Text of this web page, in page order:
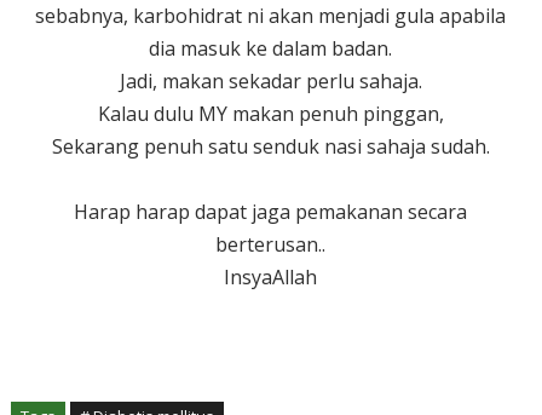
sebabnya, karbohidrat ni akan menjadi gula apabila
dia masuk ke dalam badan.
Jadi, makan sekadar perlu sahaja.
Kalau dulu MY makan penuh pinggan,
Sekarang penuh satu senduk nasi sahaja sudah.
Harap harap dapat jaga pemakanan secara
berterusan..
InsyaAllah